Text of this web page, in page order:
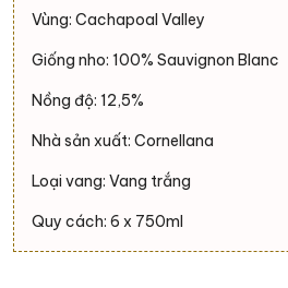
Vùng: Cachapoal Valley
Giống nho: 100% Sauvignon Blanc
Nồng độ: 12,5%
Nhà sản xuất: Cornellana
Loại vang: Vang trắng
Quy cách: 6 x 750ml